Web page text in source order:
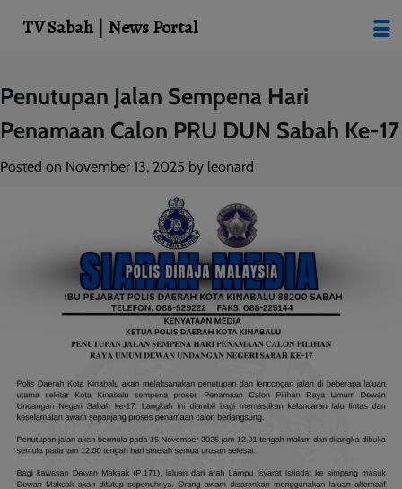
Skip
to
content
Penutupan Jalan Sempena Hari
Penamaan Calon PRU DUN Sabah Ke-17
Posted on November 13, 2025 by leonard
TV Sabah | News Portal